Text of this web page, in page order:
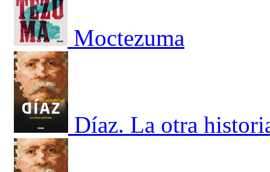
Moctezuma
Díaz. La otra